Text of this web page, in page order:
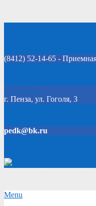
(8412) 52-14-65 -
Click Here
г. Пенза, ул. Гоголя, 3
pedk@bk.ru
Secondary
Menu